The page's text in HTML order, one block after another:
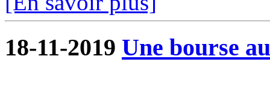
18-11-2019 Une bourse